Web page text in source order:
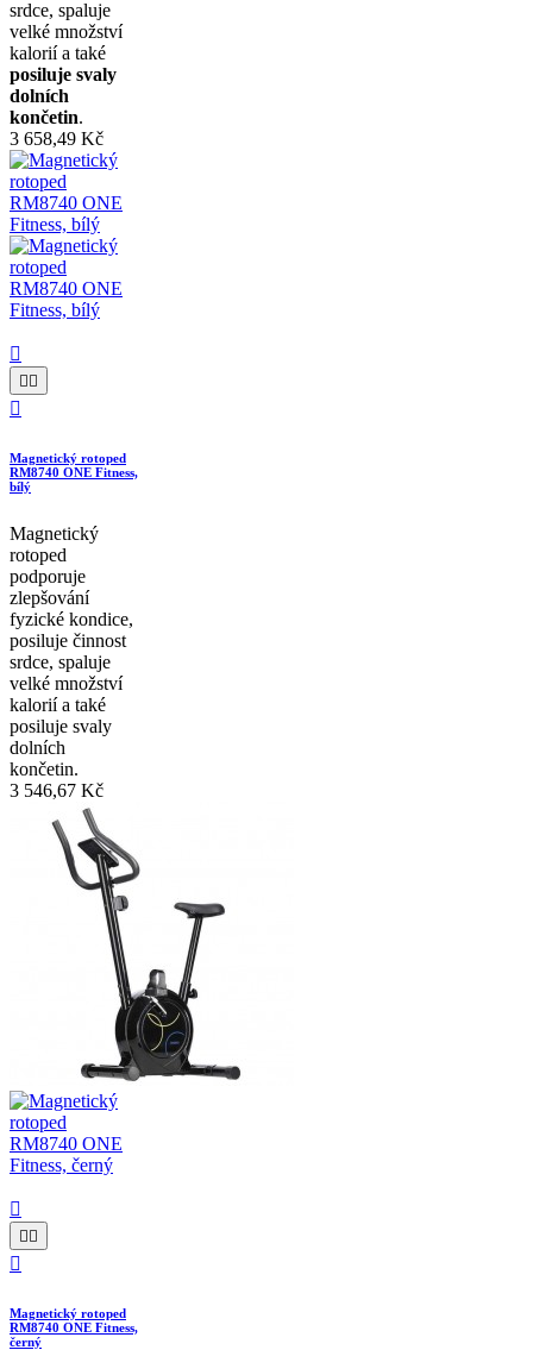
srdce, spaluje
velké množství
kalorií a také
posiluje svaly
dolních
končetin.
3 658,49 Kč

 

Magnetický rotoped
RM8740 ONE Fitness,
bílý
Magnetický
rotoped
podporuje
zlepšování
fyzické kondice,
posiluje činnost
srdce, spaluje
velké množství
kalorií a také
posiluje svaly
dolních
končetin.
3 546,67 Kč

 

Magnetický rotoped
RM8740 ONE Fitness,
černý